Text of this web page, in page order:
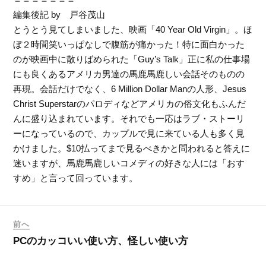
編集後記 by 戸谷茂山
とうとう見てしまいました、映画「40 Year Old Virgin」。ほ
ぼ２時間笑いっぱなしで腹筋が痛かった！特に面白かった
のが映画中に散りばめられた「Guy’s Talk」正に私の仕事場
にも良くあるアメリカ男達の馬鹿馬鹿しい会話そのものの
再現。会話だけでなく、6 Million Dollar Manの人形、Jesus
Christ Superstarのパロディなどアメリカの俗文化もふんだ
んに盛り込まれています。それでも一応はラブ・ストーリ
ーになっているので、カップルで見に来ている人も多く見
かけました。$10払ってまで見るべきかと問われると答えに
迷いますが、馬鹿馬鹿しいコメディの好きな人には「おす
すめ」と言って回っています。
前へ
PCのカッコいい使い方、怪しい使い方